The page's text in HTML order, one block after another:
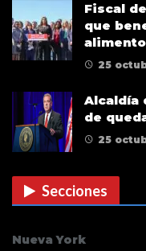
Fiscal
que
25
Alcaldía
de
25
Secciones
Nueva York